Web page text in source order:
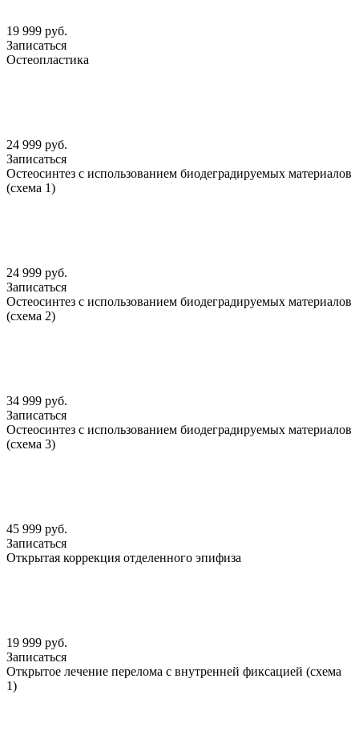
19 999 руб.
Записаться
Остеопластика
24 999 руб.
Записаться
Остеосинтез с использованием биодеградируемых материалов
(схема 1)
24 999 руб.
Записаться
Остеосинтез с использованием биодеградируемых материалов
(схема 2)
34 999 руб.
Записаться
Остеосинтез с использованием биодеградируемых материалов
(схема 3)
45 999 руб.
Записаться
Открытая коррекция отделенного эпифиза
19 999 руб.
Записаться
Открытое лечение перелома с внутренней фиксацией (схема
1)